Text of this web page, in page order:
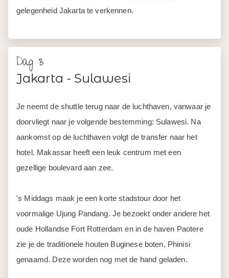
gelegenheid Jakarta te verkennen.
Dag 3
Jakarta - Sulawesi
Je neemt de shuttle terug naar de luchthaven, vanwaar je
doorvliegt naar je volgende bestemming: Sulawesi. Na
aankomst op de luchthaven volgt de transfer naar het
hotel. Makassar heeft een leuk centrum met een
gezellige boulevard aan zee.
's Middags maak je een korte stadstour door het
voormalige Ujung Pandang. Je bezoekt onder andere het
oude Hollandse Fort Rotterdam en in de haven Paotere
zie je de traditionele houten Buginese boten, Phinisi
genaamd. Deze worden nog met de hand geladen.